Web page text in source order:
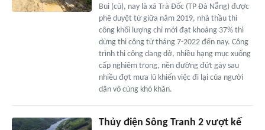
Bui (cũ), nay là xã Trà Đốc (TP Đà Nẵng) được
phê duyệt từ giữa năm 2019, nhà thầu thi
công khối lượng chỉ mới đạt khoảng 37% thì
dừng thi công từ tháng 7-2022 đến nay. Công
trình thi công dang dở, nhiều hạng mục xuống
cấp nghiêm trọng, nền đường đứt gãy sau
nhiều đợt mưa lũ khiến việc đi lại của người
dân vô cùng khó khăn.
Thủy điện Sông Tranh 2 vượt kế